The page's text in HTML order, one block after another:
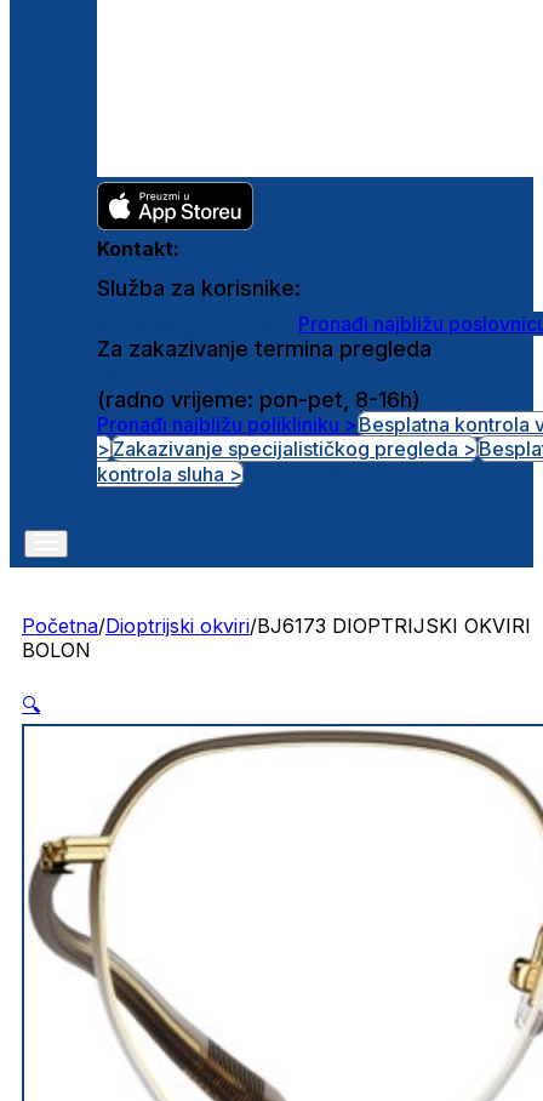
Kontakt:
Služba za korisnike:
Pronađi najbližu
Za zakazivanje termina pregleda
(radno vrijeme: pon-pet, 8-16h)
Pronađi najbližu polikliniku >Besplatna kontrola
>Zakazivanje specijalističkog pregleda >
kontrola sluha >
Početna/Dioptrijski okviri/BJ6173 DIOPTRIJSKI OKVIRI
BOLON
🔍